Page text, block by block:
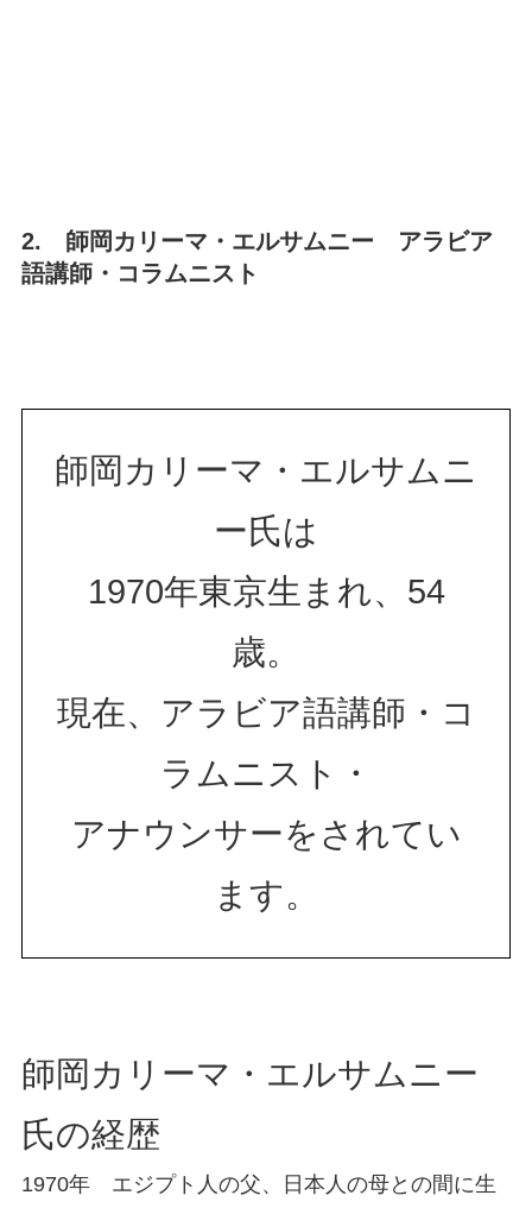
2. 師岡カリーマ・エルサムニー アラビア
語講師・コラムニスト
師岡カリーマ・エルサムニ
ー氏は
1970年東京生まれ、54
歳。
現在、アラビア語講師・コ
ラムニスト・
アナウンサーをされてい
ます。
師岡カリーマ・エルサムニー
氏の経歴
1970年 エジプト人の父、日本人の母との間に生